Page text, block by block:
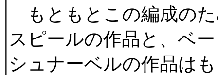
もともとこの編成の
スピールの作品と、ベ
シュナーベルの作品は